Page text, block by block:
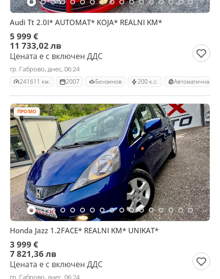
Audi Tt 2.0I* AUTOMAT* KOJA* REALNI KM*
5 999 €
11 733,02 лв
Цената е с включен ДДС
гр. Габрово, днес, 06:24
241611 км. 2007 Бензинов 200 к.с. Автоматична
ПРОМО
Honda Jazz 1.2FACE* REALNI KM* UNIKAT*
3 999 €
7 821,36 лв
Цената е с включен ДДС
гр. Габрово, днес, 06:24